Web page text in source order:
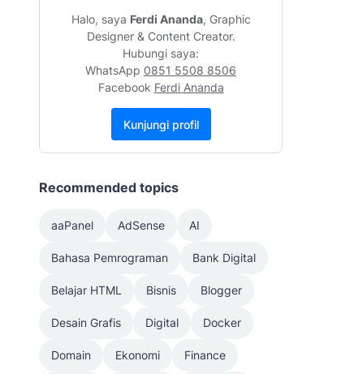
Halo, saya Ferdi Ananda, Graphic
Designer & Content Creator.
Hubungi saya:
WhatsApp 0851 5508 8506
Facebook Ferdi Ananda
Kunjungi profil
Recommended topics
aaPanel AdSense AI
Bahasa Pemrograman Bank Digital
Belajar HTML Bisnis Blogger
Desain Grafis Digital Docker
Domain Ekonomi Finance